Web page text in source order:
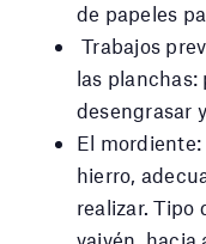
de papeles
Trabajos
las planchas:
desengrasar
El
hierro,
realizar. Tipo